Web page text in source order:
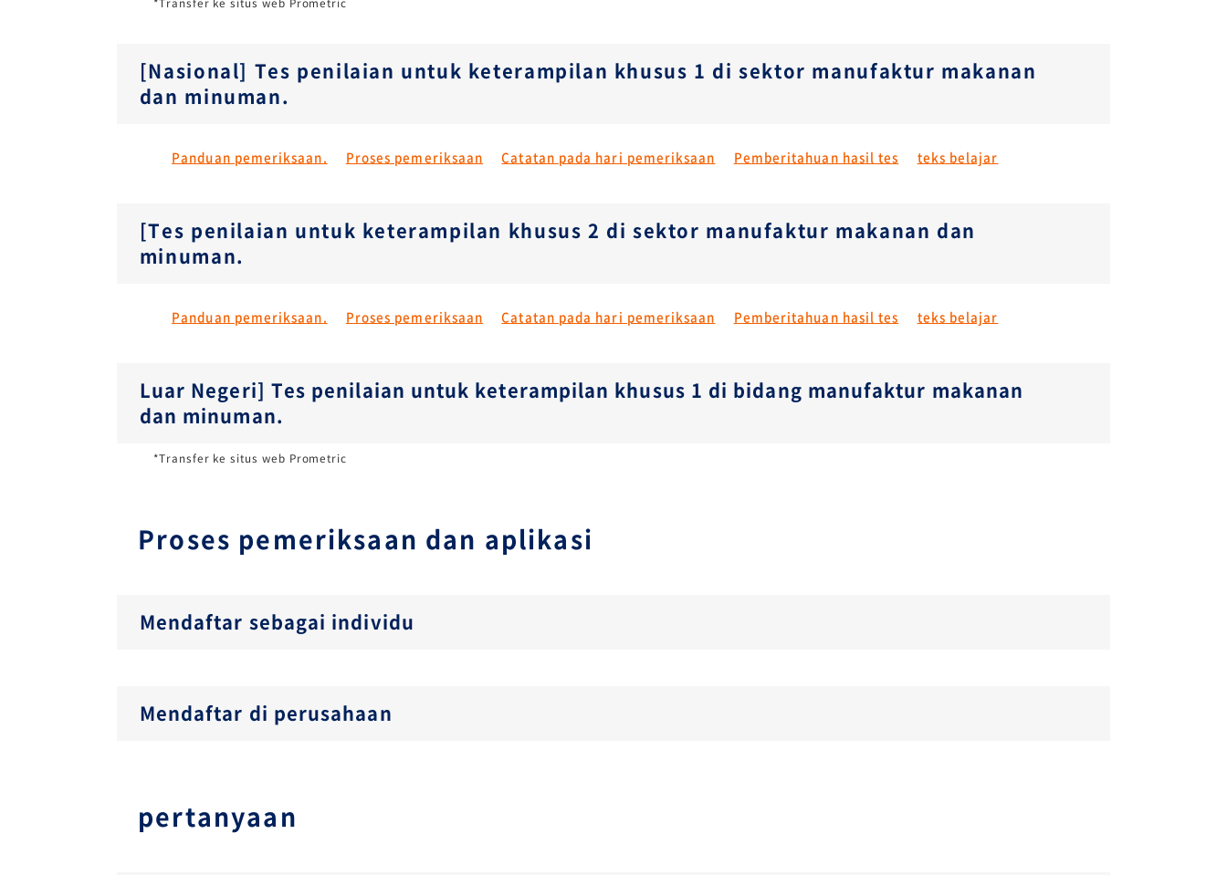
[Nasional] Tes penilaian untuk keterampilan khusus 1 di sektor manufaktur makanan
dan minuman.
Panduan pemeriksaan. Proses pemeriksaan Catatan pada hari pemeriksaan Pemberitahuan hasil tes teks belajar
[Tes penilaian untuk keterampilan khusus 2 di sektor manufaktur makanan dan
minuman.
Panduan pemeriksaan. Proses pemeriksaan Catatan pada hari pemeriksaan Pemberitahuan hasil tes teks belajar
Luar Negeri] Tes penilaian untuk keterampilan khusus 1 di bidang manufaktur makanan
dan minuman.
*Transfer ke situs web Prometric
Proses pemeriksaan dan aplikasi
Mendaftar sebagai individu
Mendaftar di perusahaan
pertanyaan